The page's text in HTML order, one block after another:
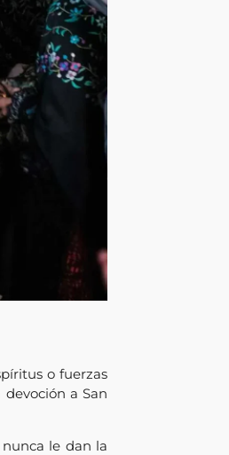
o fuerzas
a San
nunca le dan la